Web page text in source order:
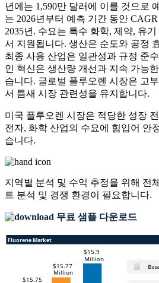
년에는 1,590만 달러에 이를 것으로
는 2026년부터 예측 기간 동안
2035년. 수요는 특수 화학, 제약, 유
서 지원됩니다. 생산은 순도와 공정
최종 사용 산업은 일관성과 규정 준
인 혁신은 생산량 개선과 지속 가능
습니다. 글로벌 플루오렌 시장은 고
서 틈새 시장 관련성을 유지합니다.
미국 플루오렌 시장은 적당한 성장
전자, 화학 산업의 수요에 힘입어 안
습니다.
지역별 분석 및 수익 추정을 위해 전
트 분석 및 경쟁 환경이 필요합니다.
무료 샘플 다운로드